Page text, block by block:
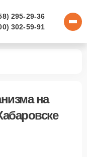
295-29-36
302-59-91
на